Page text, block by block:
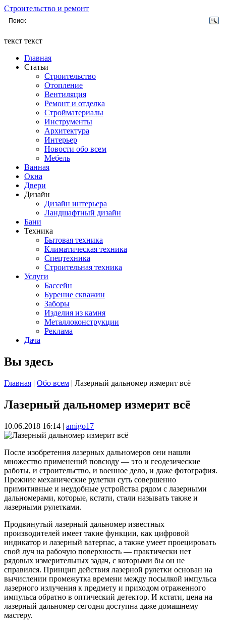
Строительство и ремонт
текст текст
Главная
Статьи
Строительство
Отопление
Вентиляция
Ремонт и отделка
Стройматериалы
Инструменты
Архитектура
Интерьер
Новости обо всем
Мебель
Ванная
Окна
Двери
Дизайн
Дизайн интерьера
Ландшафтный дизайн
Бани
Техника
Бытовая техника
Климатическая техника
Спецтехника
Строительная техника
Услуги
Бассейн
Бурение скважин
Заборы
Изделия из камня
Металлоконструкции
Реклама
Дача
Вы здесь
Главная | Обо всем | Лазерный дальномер измерит всё
Лазерный дальномер измерит всё
10.06.2018 16:14 | amigo17
После изобретения лазерных дальномеров они нашли
множество применений повсюду — это и геодезические
работы, и строительство, и военное дело, и даже фотография.
Прежние механические рулетки суть совершенно
примитивные и неудобные устройства рядом с лазерными
дальномерами, которые, кстати, стали называть также и
лазерными рулетками.
Продвинутый лазерный дальномер известных
производителей имеет такие функции, как цифровой
индикатор и лазерный ватерпас, а также умеет проецировать
свой луч на рабочую поверхность — практически нет
рядовых измерительных задач, с которыми бы он не
справился. Принцип действия лазерной рулетки основан на
вычислении промежутка времени между посылкой импульса
лазерного излучения к предмету и приходом отраженного
импульса обратно в оптический детектор. И кстати, цена на
лазерный дальномер сегодня доступна даже домашнему
мастеру.